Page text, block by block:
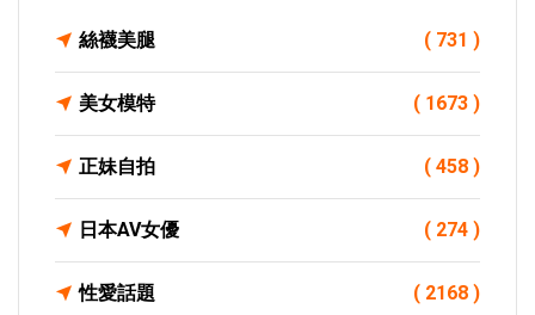
絲襪美腿 ( 731 )
美女模特 ( 1673 )
正妹自拍 ( 458 )
日本AV女優 ( 274 )
性愛話題 ( 2168 )